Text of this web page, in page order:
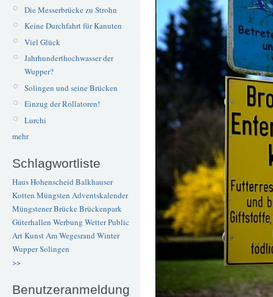
Die Messerbrücke zu Strohn
Keine Durchfahrt für Kanuten
Viel Glück
Jahrhunderthochwasser der
Wupper?
Solingen und seine Brücken
Einzug der Rollatoren!
Lurchi
mehr
Schlagwortliste
Haus Hohenscheid Balkhauser
Kotten Müngsten Adventskalender
Müngstener BrückeBrückenpark
Güterhallen Werbung WetterPublic
ArtKunstAm Wegesrand Winter
WupperSolingen
>>
Benutzeranmeldung